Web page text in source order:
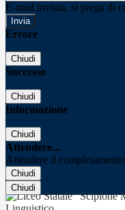
E-mail inviata, si prega di
Errore
Chiudi
Successo
Chiudi
Informazione
Chiudi
Attendere...
Attendere il
Chiudi
Chiudi